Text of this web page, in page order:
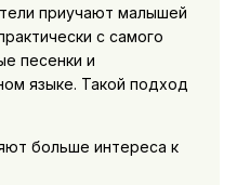
приучают малышей
с самого
песенки и
языке. Такой подход
больше интереса к